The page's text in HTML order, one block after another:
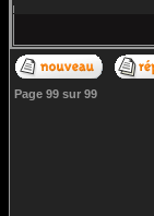
Page 99 sur 99